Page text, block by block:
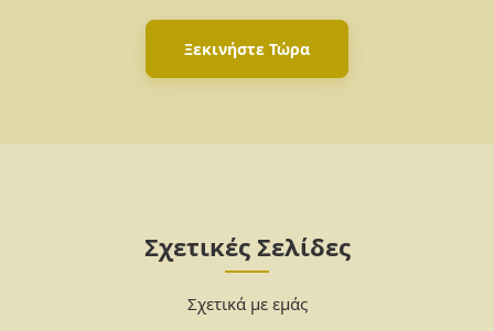
Ξεκινήστε Τώρα
Σχετικές Σελίδες
Σχετικά με εμάς